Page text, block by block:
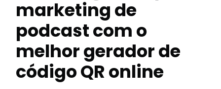
marketing de
podcast com o
melhor gerador de
código QR online